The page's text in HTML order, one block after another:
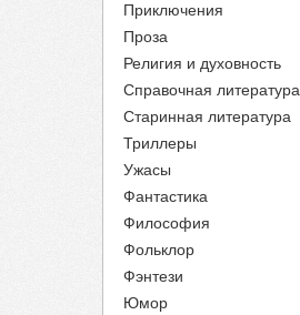
Приключения
Проза
Религия и духовность
Справочная литература
Старинная литература
Триллеры
Ужасы
Фантастика
Философия
Фольклор
Фэнтези
Юмор